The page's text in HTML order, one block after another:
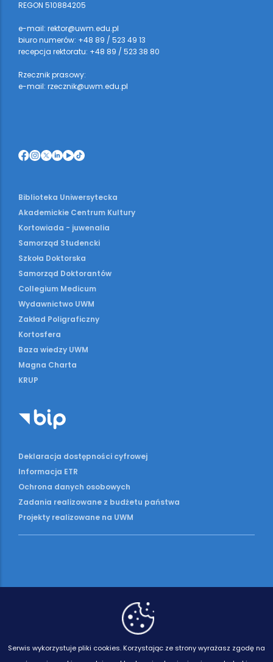
REGON 510884205
e-mail: rektor@uwm.edu.pl
biuro numerów: +48 89 / 523 49 13
recepcja rektoratu: +48 89 / 523 38 80
Rzecznik prasowy:
e-mail: rzecznik@uwm.edu.pl
Biblioteka Uniwersytecka
Akademickie Centrum Kultury
Kortowiada - juwenalia
Samorząd Studencki
Szkoła Doktorska
Samorząd Doktorantów
Collegium Medicum
Wydawnictwo UWM
Zakład Poligraficzny
Kortosfera
Baza wiedzy UWM
Magna Charta
KRUP
Deklaracja dostępności cyfrowej
Informacja ETR
Ochrona danych osobowych
Zadania realizowane z budżetu państwa
Projekty realizowane na UWM
Serwis wykorzystuje pliki cookies. Korzystając ze strony wyrażasz zgodę na